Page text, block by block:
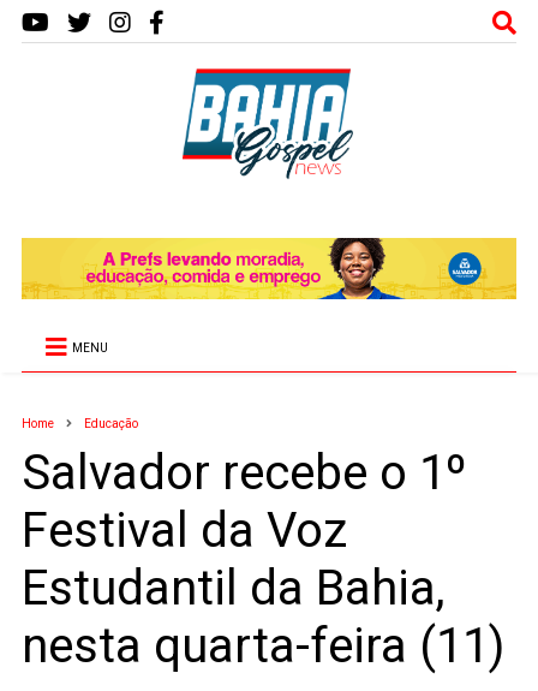
MENU
Home Educação
Salvador recebe o 1º
Festival da Voz
Estudantil da Bahia,
nesta quarta-feira (11)